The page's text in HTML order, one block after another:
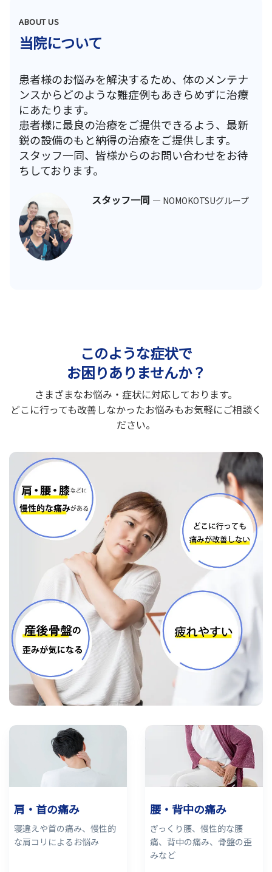
ABOUT US
当院について
患者様のお悩みを解決するため、体のメンテナ
ンスからどのような難症例もあきらめずに治療
にあたります。
患者様に最良の治療をご提供できるよう、最新
鋭の設備のもと納得の治療をご提供します。
スタッフ一同、皆様からのお問い合わせをお待
ちしております。
スタッフ一同 — NOMOKOTSUグループ
このような症状で
お困りありませんか？
さまざまなお悩み・症状に対応しております。
どこに行っても改善しなかったお悩みもお気軽にご相談く
ださい。
肩・首の痛み
寝違えや首の痛み、慢性的
な肩コリによるお悩み
腰・背中の痛み
ぎっくり腰、慢性的な腰
痛、背中の痛み、骨盤の歪
みなど